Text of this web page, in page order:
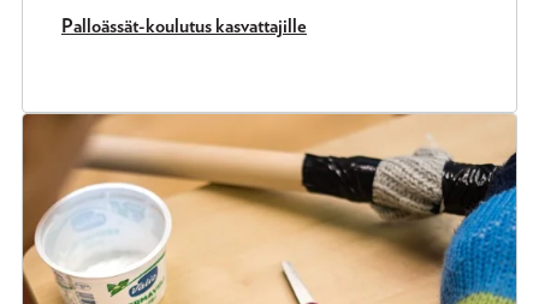
Palloässät-koulutus kasvattajille